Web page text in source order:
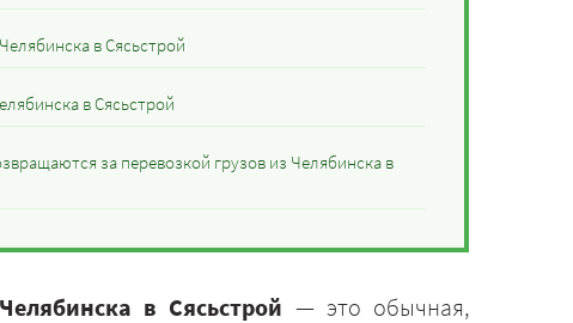
в Сясьстрой
в Сясьстрой
за перевозкой грузов из Челябинска в
в Сясьстрой — это обычная,